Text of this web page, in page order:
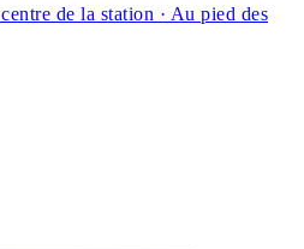
de la station · Au pied des